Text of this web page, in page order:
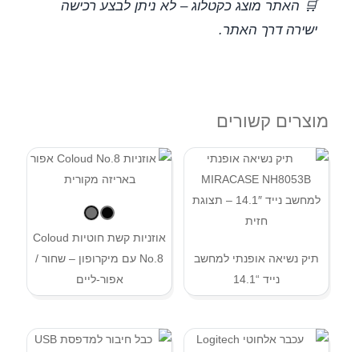
🛒 האתר מוצג כקטלוג – לא ניתן לבצע רכישה
ישירה דרך האתר.
מוצרים קשורים
תיק נשיאה אופנתי למחשב
נייד “14.1
אוזניות קשת חוטיות Coloud
No.8 עם מיקרופון – שחור /
אפור-ליים